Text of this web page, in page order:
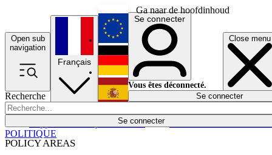
Ga naar de hoofdinhoud
Open sub
navigation
Close menu
Recherche
Se connecter
POLICY AREAS
Économie
Français
English
Deutsch
Español
Se connecter
Vous êtes déconnecté.
Se connecter
POLITIQUE